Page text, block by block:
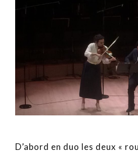
D’abord en duo les deux «